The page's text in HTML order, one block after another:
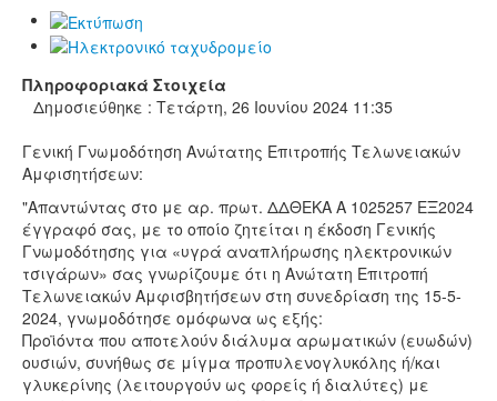
Πληροφοριακά Στοιχεία
Δημοσιεύθηκε : Τετάρτη, 26 Ιουνίου 2024 11:35
Γενική Γνωμοδότηση Ανώτατης Επιτροπής Τελωνειακών
Αμφισητήσεων:
"Απαντώντας στο με αρ. πρωτ. ΔΔΘEKA Α 1025257 ΕΞ2024
έγγραφό σας, με το οποίο ζητείται η έκδοση Γενικής
Γνωμοδότησης για «υγρά αναπλήρωσης ηλεκτρονικών
τσιγάρων» σας γνωρίζουμε ότι η Ανώτατη Επιτροπή
Τελωνειακών Αμφισβητήσεων στη συνεδρίαση της 15-5-
2024, γνωμοδότησε ομόφωνα ως εξής:
Προϊόντα που αποτελούν διάλυμα αρωματικών (ευωδών)
ουσιών, συνήθως σε μίγμα προπυλενογλυκόλης ή/και
γλυκερίνης (λειτουργούν ως φορείς ή διαλύτες) με